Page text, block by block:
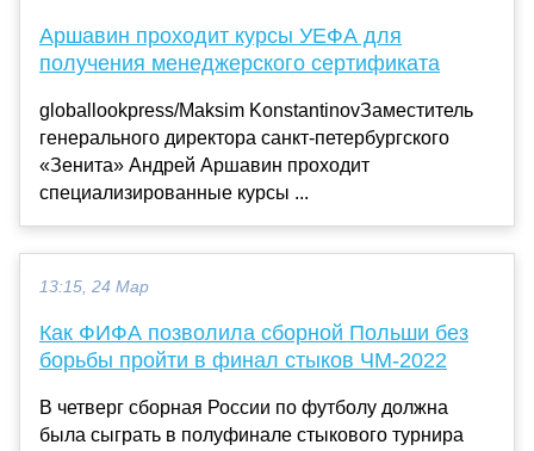
Аршавин проходит курсы УЕФА для
получения менеджерского сертификата
globallookpress/Maksim KonstantinovЗаместитель
генерального директора санкт-петербургского
«Зенита» Андрей Аршавин проходит
специализированные курсы ...
13:15, 24 Мар
Как ФИФА позволила сборной Польши без
борьбы пройти в финал стыков ЧМ-2022
В четверг сборная России по футболу должна
была сыграть в полуфинале стыкового турнира